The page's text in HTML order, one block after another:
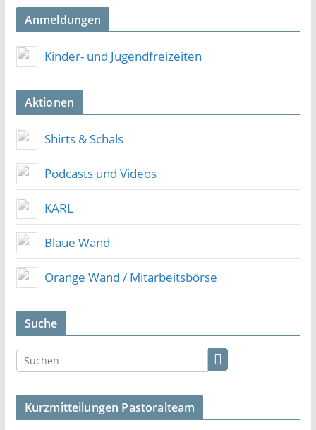
Anmeldungen
Kinder- und Jugendfreizeiten
Aktionen
Shirts & Schals
Podcasts und Videos
KARL
Blaue Wand
Orange Wand / Mitarbeitsbörse
Suche
Kurzmitteilungen Pastoralteam